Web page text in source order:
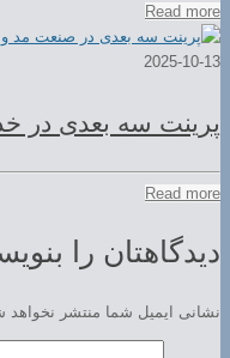
Read more
2025-10-13
پرینت سه بعدی در
Read more
دیدگاهتان را
نشانی ایمیل شما منتشر نخواهد